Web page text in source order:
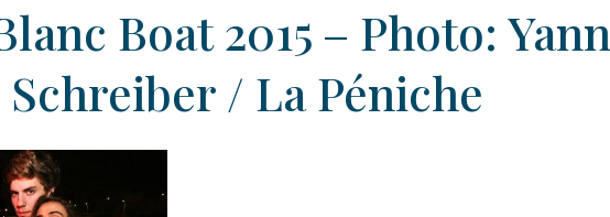
Boat 2015 – Photo: Yann
Schreiber / La Péniche